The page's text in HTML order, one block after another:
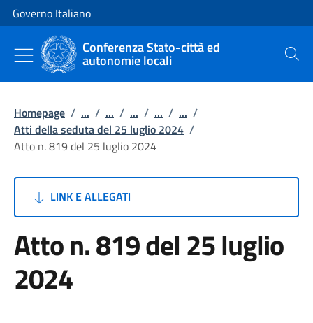
Vai al contenuto
Vai alla navigazione del sito
Governo Italiano
Conferenza Stato-città ed
autonomie locali Cerca
Homepage / ... / ... / ... / ... / ... /
Atti della seduta del 25 luglio 2024 /
Atto n. 819 del 25 luglio 2024
LINK E ALLEGATI
Atto n. 819 del 25 luglio
2024